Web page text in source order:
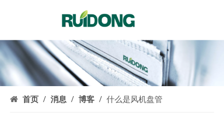
العربية
Français
Pусский
首页 / 消息 / 博客 / 什么是风机盘管